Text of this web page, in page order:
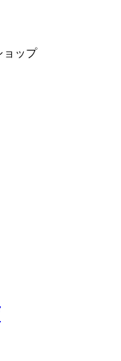
ョップ